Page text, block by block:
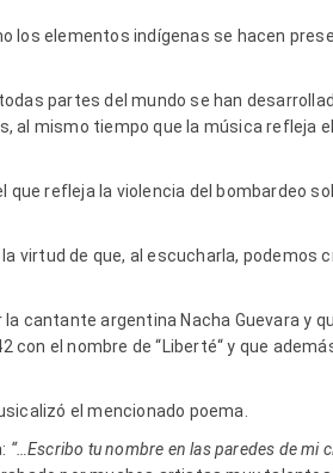
los elementos indígenas se hacen
partes del mundo se han
al mismo tiempo que la música refleja
que refleja la violencia del bombardeo
virtud de que, al escucharla, podemos
cantante argentina Nacha Guevara y
el nombre de “Liberté“ y que
el mencionado poema.
“…Escribo tu nombre en las paredes de mi